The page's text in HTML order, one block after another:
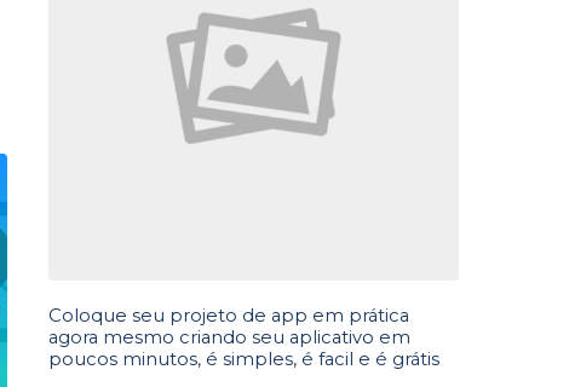
Coloque seu projeto de app em prática
agora mesmo criando seu aplicativo em
poucos minutos, é simples, é facil e é grátis